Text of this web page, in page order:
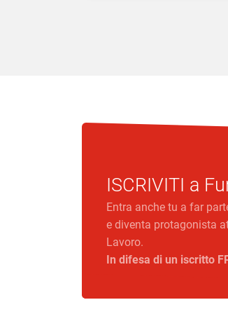
ISCRIVITI a
Entra anche tu a far
e diventa protagonista
Lavoro.
In difesa di un iscritto